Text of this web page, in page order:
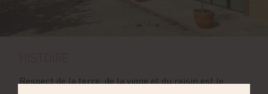
Respect de la terre, de la vigne et du raisin est le